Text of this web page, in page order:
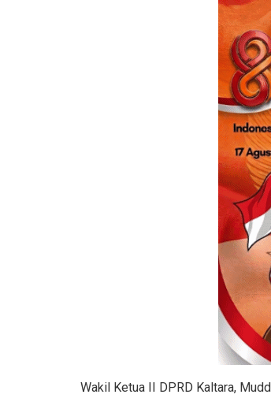
Wakil Ketua II DPRD Kaltara,